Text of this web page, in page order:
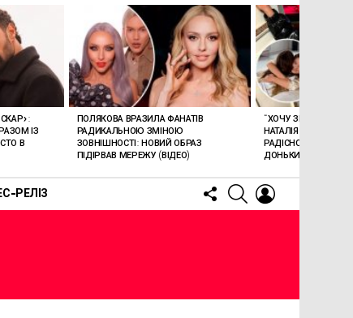
РЕЛІЗ
FOLLOW
US
SEARCH
ІЗ
В
ПОЛЯКОВА ВРАЗИЛА ФАНАТІВ
РАДИКАЛЬНОЮ ЗМІНОЮ
ЗОВНІШНОСТІ: НОВИЙ ОБРАЗ
ПІДІРВАВ МЕРЕЖУ (ВІДЕО)
“ХОЧУ ЗРОБИТИ ЇЙ
НАТАЛІЯ
РАДІСНОЮ
ДОНЬКИ